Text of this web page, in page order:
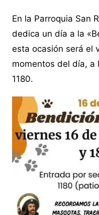
En la Parroquia San
dedica un día a la
esta ocasión será el
momentos del día, a
1180.